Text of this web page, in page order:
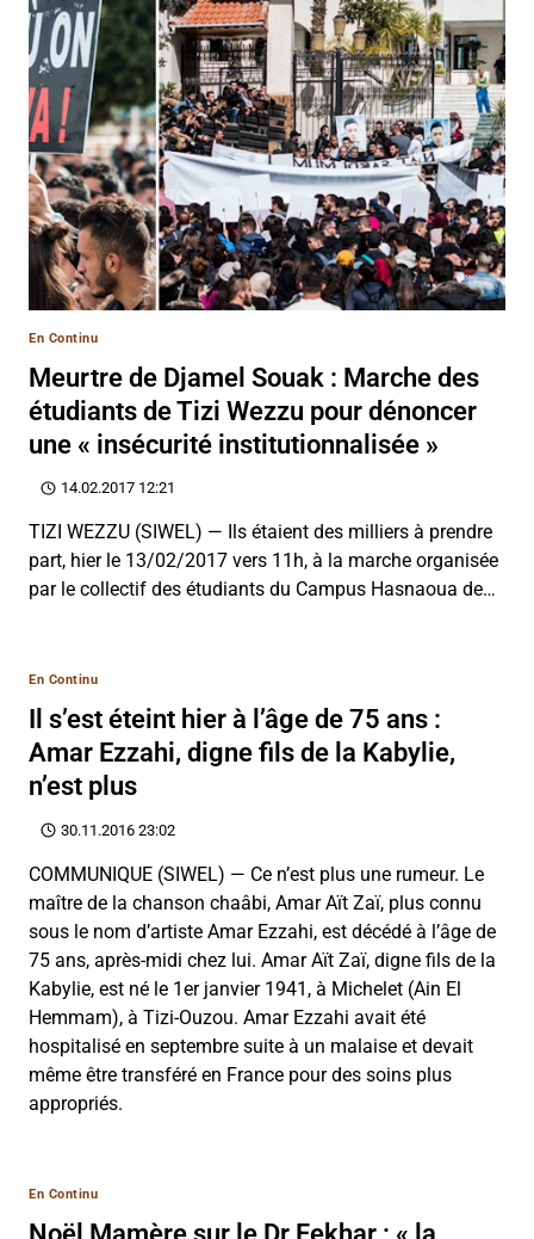
En Continu
Meurtre de Djamel Souak : Marche des
étudiants de Tizi Wezzu pour dénoncer
une « insécurité institutionnalisée »
14.02.2017 12:21
TIZI WEZZU (SIWEL) — Ils étaient des milliers à prendre
part, hier le 13/02/2017 vers 11h, à la marche organisée
par le collectif des étudiants du Campus Hasnaoua de…
En Continu
Il s’est éteint hier à l’âge de 75 ans :
Amar Ezzahi, digne fils de la Kabylie,
n’est plus
30.11.2016 23:02
COMMUNIQUE (SIWEL) — Ce n’est plus une rumeur. Le
maître de la chanson chaâbi, Amar Aït Zaï, plus connu
sous le nom d’artiste Amar Ezzahi, est décédé à l’âge de
75 ans, après-midi chez lui. Amar Aït Zaï, digne fils de la
Kabylie, est né le 1er janvier 1941, à Michelet (Ain El
Hemmam), à Tizi-Ouzou. Amar Ezzahi avait été
hospitalisé en septembre suite à un malaise et devait
même être transféré en France pour des soins plus
appropriés.
En Continu